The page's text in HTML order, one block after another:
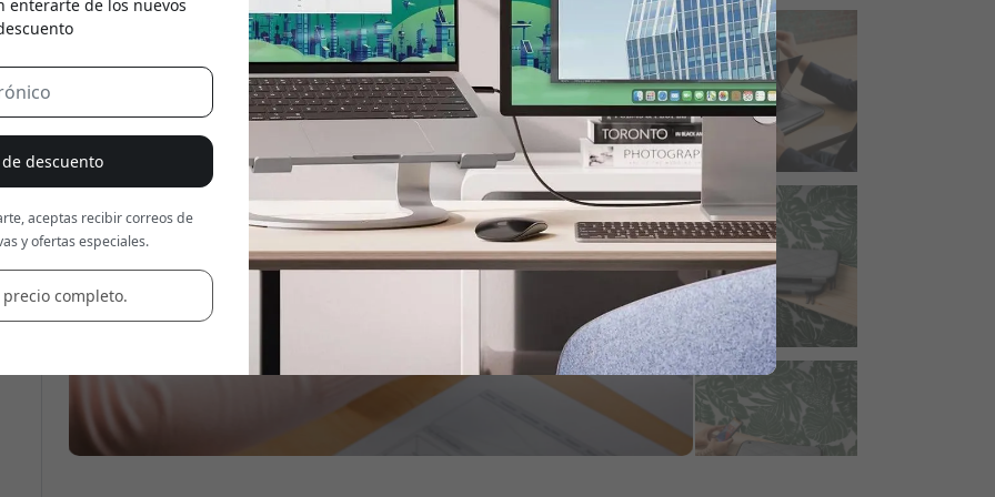
enterarte de los nuevos
descuento
aceptas recibir correos de
y ofertas especiales.
completo.
Usa este código en la caja para obtener 20% de descuento.